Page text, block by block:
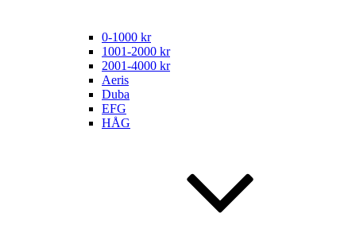
0-1000 kr
1001-2000 kr
2001-4000 kr
Aeris
Duba
EFG
HÅG